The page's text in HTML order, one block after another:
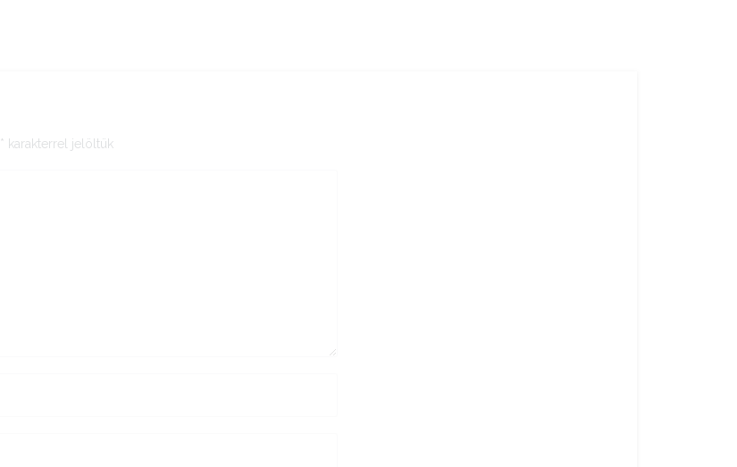
* karakterrel jelöltük